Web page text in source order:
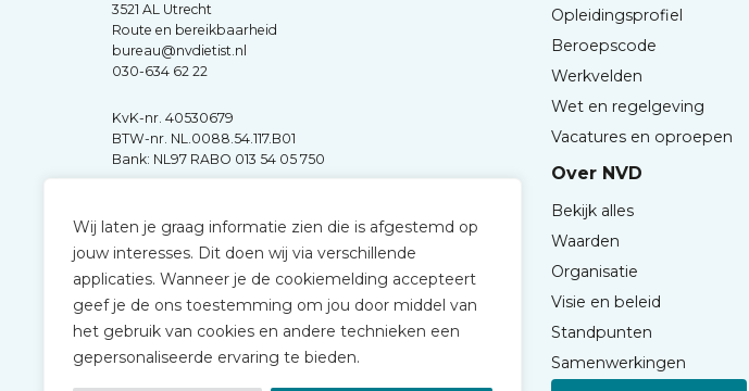
Wij laten je graag informatie zien die is afgestemd op
jouw interesses. Dit doen wij via verschillende
applicaties. Wanneer je de cookiemelding accepteert
geef je de ons toestemming om jou door middel van
het gebruik van cookies en andere technieken een
gepersonaliseerde ervaring te bieden.
3521 AL Utrecht
Route en bereikbaarheid
bureau@nvdietist.nl
030-634 62 22
KvK-nr. 40530679
BTW-nr. NL.0088.54.117.B01
Bank: NL97 RABO 013 54 05 750
Opleidingsprofiel
Beroepscode
Werkvelden
Wet en regelgeving
Vacatures en oproepen
Over NVD
Bekijk alles
Waarden
Organisatie
Visie en beleid
Standpunten
Samenwerkingen